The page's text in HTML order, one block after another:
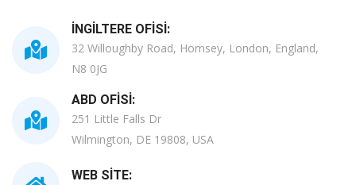
İNGILTERE OFISI:
32 Willoughby Road, Hornsey, London, England,
N8 0JG
ABD OFISI:
251 Little Falls Dr
Wilmington, DE 19808, USA
WEB SITE: